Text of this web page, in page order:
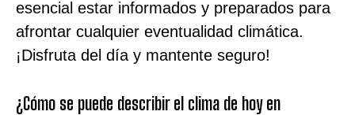
esencial estar informados y preparados para
afrontar cualquier eventualidad climática.
¡Disfruta del día y mantente seguro!
¿Cómo se puede describir el clima de hoy en